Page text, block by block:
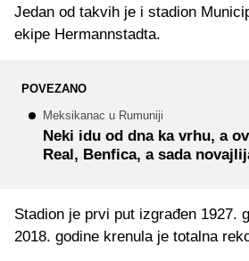
Jedan od takvih je i stadion
ekipe Hermannstadta.
POVEZANO
Meksikanac u Rumuniji
Neki idu od dna ka vrhu, a
Real, Benfica, a sada
Stadion je prvi put izgrađen 1927.
2018. godine krenula je totalna